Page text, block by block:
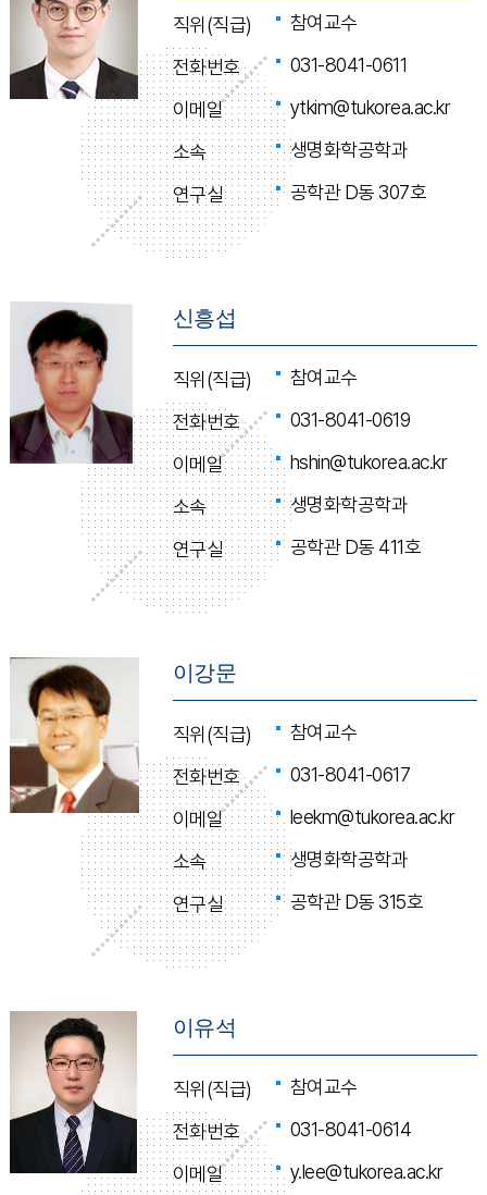
직위(직급)
참여교수
전화번호
031-8041-0611
이메일
ytkim@tukorea.ac.kr
소속
생명화학공학과
연구실
공학관 D동 307호
신흥섭
직위(직급)
참여교수
전화번호
031-8041-0619
이메일
hshin@tukorea.ac.kr
소속
생명화학공학과
연구실
공학관 D동 411호
이강문
직위(직급)
참여교수
전화번호
031-8041-0617
이메일
leekm@tukorea.ac.kr
소속
생명화학공학과
연구실
공학관 D동 315호
이유석
직위(직급)
참여교수
전화번호
031-8041-0614
이메일
y.lee@tukorea.ac.kr